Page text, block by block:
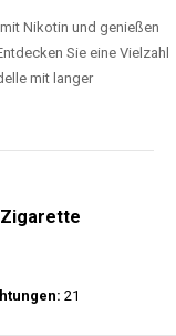
mit Nikotin und genießen
Sie eine Vielzahl
mit langer
Zigarette
21